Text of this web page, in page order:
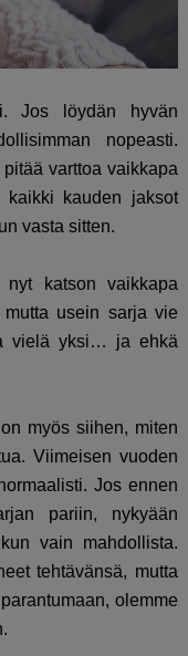
Jos löydän hyvän
nopeasti.
varttoa vaikkapa
kauden jaksot
vasta sitten.
katson vaikkapa
usein sarja vie
vielä yksi… ja ehkä
myös siihen, miten
Viimeisen vuoden
Jos ennen
pariin, nykyään
vain mahdollista.
tehtävänsä, mutta
olemme